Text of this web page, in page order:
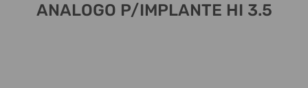
ANALOGO P/IMPLANTE HI 3.5